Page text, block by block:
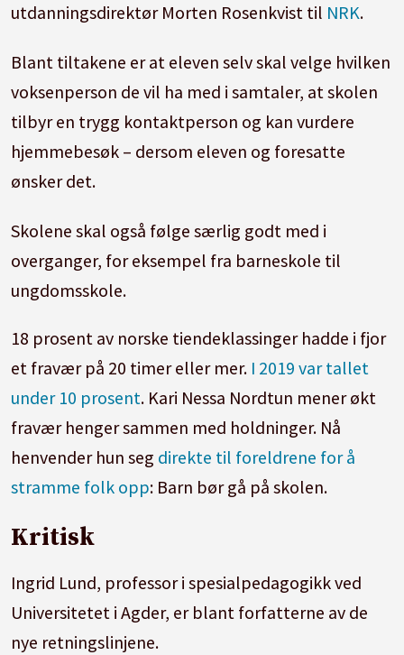
utdanningsdirektør Morten Rosenkvist til NRK.
Blant tiltakene er at eleven selv skal velge hvilken
voksenperson de vil ha med i samtaler, at skolen
tilbyr en trygg kontaktperson og kan vurdere
hjemmebesøk – dersom eleven og foresatte
ønsker det.
Skolene skal også følge særlig godt med i
overganger, for eksempel fra barneskole til
ungdomsskole.
18 prosent av norske tiendeklassinger hadde i fjor
et fravær på 20 timer eller mer. I 2019 var tallet
under 10 prosent. Kari Nessa Nordtun mener økt
fravær henger sammen med holdninger. Nå
henvender hun seg direkte til foreldrene for å
stramme folk opp: Barn bør gå på skolen.
Kritisk
Ingrid Lund, professor i spesialpedagogikk ved
Universitetet i Agder, er blant forfatterne av de
nye retningslinjene.